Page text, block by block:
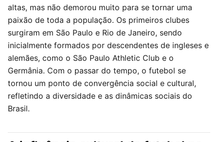
altas, mas não demorou muito para se tornar uma
paixão de toda a população. Os primeiros clubes
surgiram em São Paulo e Rio de Janeiro, sendo
inicialmente formados por descendentes de ingleses e
alemães, como o São Paulo Athletic Club e o
Germânia. Com o passar do tempo, o futebol se
tornou um ponto de convergência social e cultural,
refletindo a diversidade e as dinâmicas sociais do
Brasil.